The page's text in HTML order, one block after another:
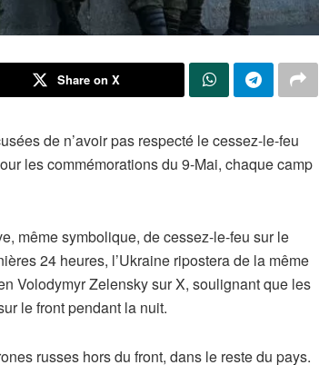
Share on X
de n’avoir pas respecté le cessez-le-feu
les commémorations du 9-Mai, chaque camp
même symbolique, de cessez-le-feu sur le
24 heures, l’Ukraine ripostera de la même
Volodymyr Zelensky sur X, soulignant que les
le front pendant la nuit.
russes hors du front, dans le reste du pays.